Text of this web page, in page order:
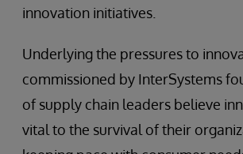
innovation initiatives.
Underlying the pressures to
commissioned by InterSystems
of supply chain leaders believe
vital to the survival of their